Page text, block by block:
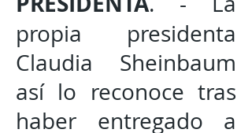
propia presidenta
Claudia Sheinbaum
así lo reconoce tras
haber entregado a